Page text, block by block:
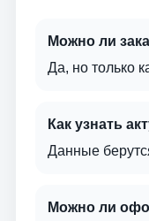
Можно ли
Да, но только
Как узнать
Данные
Можно ли